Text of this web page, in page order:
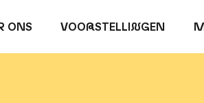
ONS VOORSTELLINGEN